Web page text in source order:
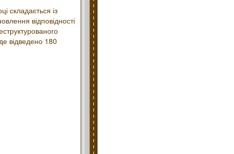
складається із
відповідності
відведено 180